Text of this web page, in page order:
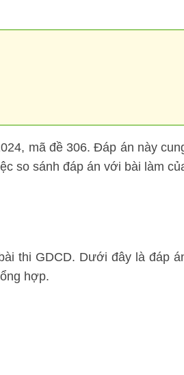
mã đề 306. Đáp án này
so sánh đáp án với bài làm
thi GDCD. Dưới đây là đáp
hợp.